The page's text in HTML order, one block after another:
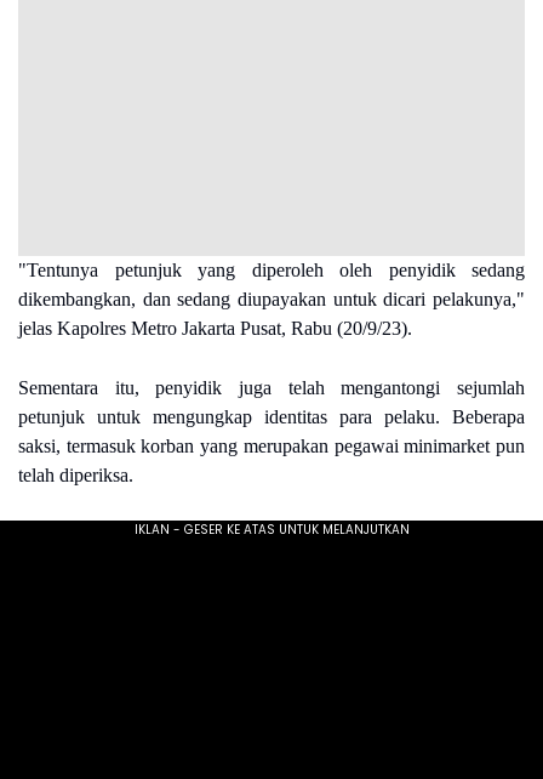
"Tentunya petunjuk yang diperoleh oleh penyidik sedang
dikembangkan, dan sedang diupayakan untuk dicari pelakunya,"
jelas Kapolres Metro Jakarta Pusat, Rabu (20/9/23).
Sementara itu, penyidik juga telah mengantongi sejumlah
petunjuk untuk mengungkap identitas para pelaku. Beberapa
saksi, termasuk korban yang merupakan pegawai minimarket pun
telah diperiksa.